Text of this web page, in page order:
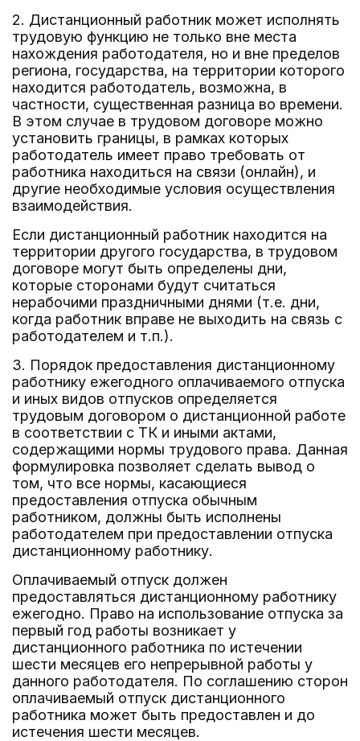
2. Дистанционный работник может исполнять
трудовую функцию не только вне места
нахождения работодателя, но и вне пределов
региона, государства, на территории которого
находится работодатель, возможна, в
частности, существенная разница во времени.
В этом случае в трудовом договоре можно
установить границы, в рамках которых
работодатель имеет право требовать от
работника находиться на связи (онлайн), и
другие необходимые условия осуществления
взаимодействия.
Если дистанционный работник находится на
территории другого государства, в трудовом
договоре могут быть определены дни,
которые сторонами будут считаться
нерабочими праздничными днями (т.е. дни,
когда работник вправе не выходить на связь с
работодателем и т.п.).
3. Порядок предоставления дистанционному
работнику ежегодного оплачиваемого отпуска
и иных видов отпусков определяется
трудовым договором о дистанционной работе
в соответствии с ТК и иными актами,
содержащими нормы трудового права. Данная
формулировка позволяет сделать вывод о
том, что все нормы, касающиеся
предоставления отпуска обычным
работником, должны быть исполнены
работодателем при предоставлении отпуска
дистанционному работнику.
Оплачиваемый отпуск должен
предоставляться дистанционному работнику
ежегодно. Право на использование отпуска за
первый год работы возникает у
дистанционного работника по истечении
шести месяцев его непрерывной работы у
данного работодателя. По соглашению сторон
оплачиваемый отпуск дистанционного
работника может быть предоставлен и до
истечения шести месяцев.